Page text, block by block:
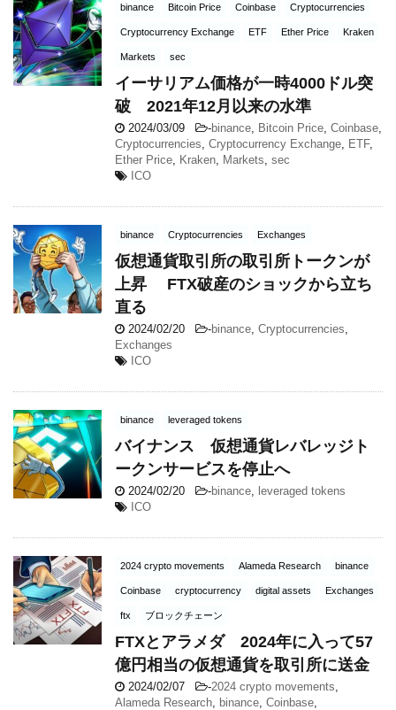
binance Bitcoin Price Coinbase Cryptocurrencies
Cryptocurrency Exchange ETF Ether Price Kraken
Markets sec
イーサリアム価格が一時4000ドル突
破 2021年12月以来の水準
2024/03/09 -binance Bitcoin Price Coinbase
Cryptocurrencies Cryptocurrency Exchange ETF,
Ether Price Kraken Markets sec
ICO
binance Cryptocurrencies Exchanges
仮想通貨取引所の取引所トークンが
上昇 FTX破産のショックから立ち
直る
2024/02/20 -binance Cryptocurrencies
Exchanges
ICO
binance leveraged tokens
バイナンス 仮想通貨レバレッジト
ークンサービスを停止へ
2024/02/20 -binance leveraged tokens
ICO
2024 crypto movements Alameda Research binance
Coinbase cryptocurrency digital assets Exchanges
ftx ブロックチェーン
FTXとアラメダ 2024年に入って57
億円相当の仮想通貨を取引所に送金
2024/02/07 -2024 crypto movements
Alameda Research binance Coinbase